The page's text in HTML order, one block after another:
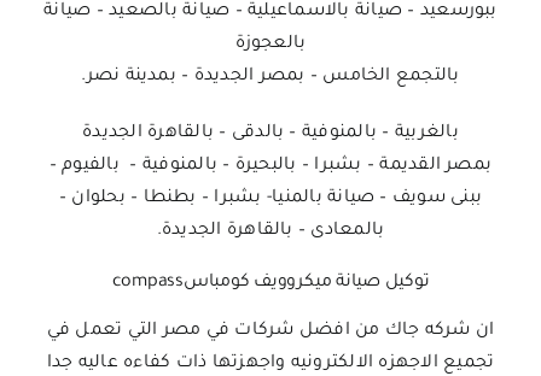
ببورسعيد – صيانة بالاسماعيلية – صيانة بالصعيد – صيانة
بالعجوزة
بالتجمع الخامس – بمصر الجديدة – بمدينة نصر.
بالغربية – بالمنوفية – بالدقى – بالقاهرة الجديدة
بمصر القديمة – بشبرا – بالبحيرة – بالمنوفية – بالفيوم –
ببنى سويف – صيانة بالمنيا- بشبرا – بطنطا – بحلوان –
بالمعادى – بالقاهرة الجديدة.
توكيل صيانة ميكروويف كومباسcompass
ان شركه جاك من افضل شركات في مصر التي تعمل في
تجميع الاجهزه الالكترونيه واجهزتها ذات كفاءه عاليه جدا